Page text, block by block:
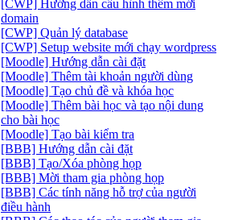
[CWP] Hướng dẫn cấu hình thêm mới
domain
[CWP] Quản lý database
[CWP] Setup website mới chạy wordpress
[Moodle] Hướng dẫn cài đặt
[Moodle] Thêm tài khoản người dùng
[Moodle] Tạo chủ đề và khóa học
[Moodle] Thêm bài học và tạo nội dung
cho bài học
[Moodle] Tạo bài kiểm tra
[BBB] Hướng dẫn cài đặt
[BBB] Tạo/Xóa phòng họp
[BBB] Mời tham gia phòng họp
[BBB] Các tính năng hỗ trợ của người
điều hành